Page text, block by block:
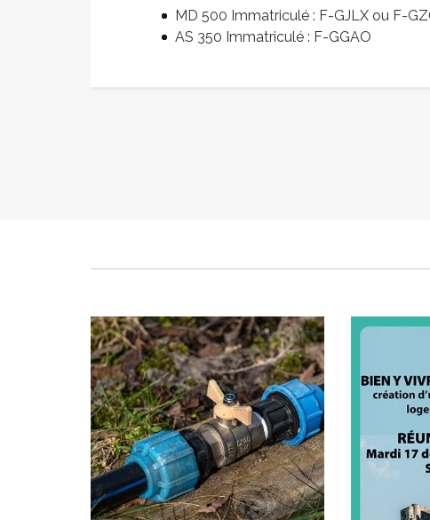
MD 500 Immatriculé : F-GJLX ou F-
AS 350 Immatriculé : F-GGAO